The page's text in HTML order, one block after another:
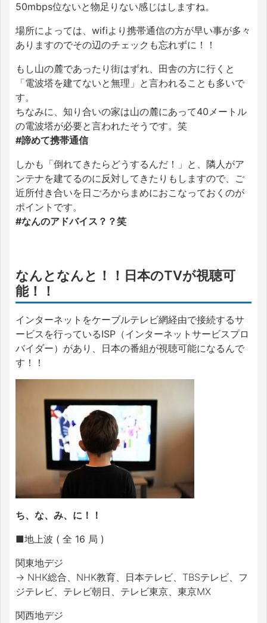
50mbps位ないと物足りない感じはしますね。
場所によっては、wifiより携帯通信の方が早い事が多々
ありますのでその辺のチェックも忘れずに！！
もし山の麓であったり街はずれ、田舎の方に行くと
「電波塔を建てないと無理」と言われることも多いで
す。
ちなみに、知り合いの家は山の麓にあって40メートル
の電波塔が必要と言われたそうです。笑
#諦めて携帯通信
しかも「倒れてきたらどうするんだ！」と、隣人がア
ンテナを建てるのに反対してきたりもしますので、ご
近所付き合いを日ごろからまめにおこなっておくのが
ポイントです。
#なんのアドバイス？？笑
なんとなんと！！日本のTVが視聴可
能！！
インターネットをケーブルテレビ網経由で接続するサ
ービスを行っているISP（インターネットサービスプロ
バイダー）があり、日本の番組が視聴可能になるんで
す！！
ち、な、み、に！！
■地上波 ( 全 16 局 )
関東地デジ
→ NHK総合、 NHK教育、日本テレビ、 TBSテレビ、フ
ジテレビ、テレビ朝日、テレビ東京、東京MX
関西地デジ